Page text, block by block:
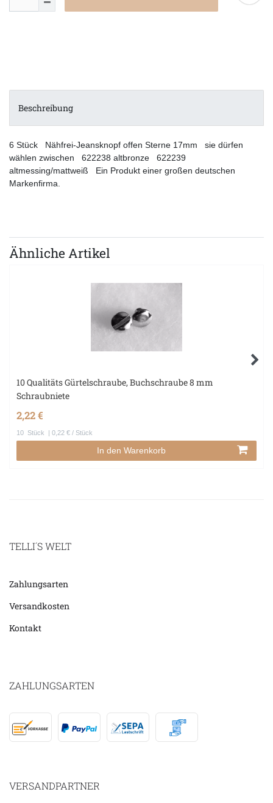
Beschreibung
6 Stück Nähfrei-Jeansknopf offen Sterne 17mm sie dürfen
wählen zwischen 622238 altbronze 622239
altmessing/mattweiß Ein Produkt einer großen deutschen
Markenfirma.
Ähnliche Artikel
10 Qualitäts Gürtelschraube, Buchschraube 8 mm
Schraubniete
2,22 €
10 Stück | 0,22 € / Stück
In den Warenkorb
TELLI´S WELT
Zahlungsarten
Versandkosten
Kontakt
ZAHLUNGSARTEN
VERSANDPARTNER